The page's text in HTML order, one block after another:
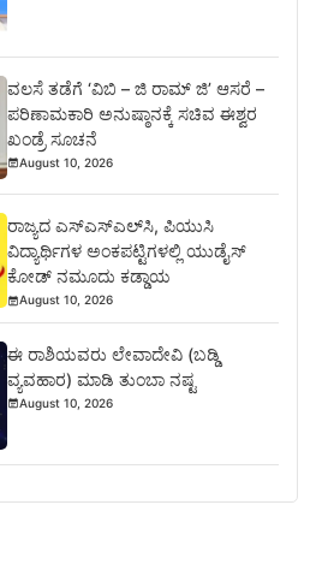
ವಲಸೆ ತಡೆಗೆ ‘ವಿಬಿ – ಜಿ ರಾಮ್ ಜಿ’ ಆಸರೆ –
ಪರಿಣಾಮಕಾರಿ ಅನುಷ್ಠಾನಕ್ಕೆ ಸಚಿವ ಈಶ್ವರ
ಖಂಡ್ರೆ ಸೂಚನೆ
August 10, 2026
ರಾಜ್ಯದ ಎಸ್‌ಎಸ್‌ಎಲ್‌ಸಿ, ಪಿಯುಸಿ
ವಿದ್ಯಾರ್ಥಿಗಳ ಅಂಕಪಟ್ಟಿಗಳಲ್ಲಿ ಯುಡೈಸ್‌
ಕೋಡ್‌ ನಮೂದು ಕಡ್ಡಾಯ
August 10, 2026
ಈ ರಾಶಿಯವರು ಲೇವಾದೇವಿ (ಬಡ್ಡಿ
ವ್ಯವಹಾರ) ಮಾಡಿ ತುಂಬಾ ನಷ್ಟ
August 10, 2026